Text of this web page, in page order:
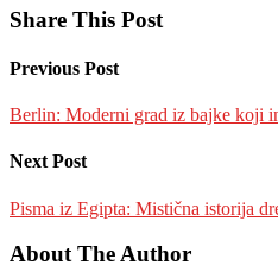
Share This Post
Previous Post
Berlin: Moderni grad iz bajke koji
Next Post
Pisma iz Egipta: Mistična istorija
About The Author